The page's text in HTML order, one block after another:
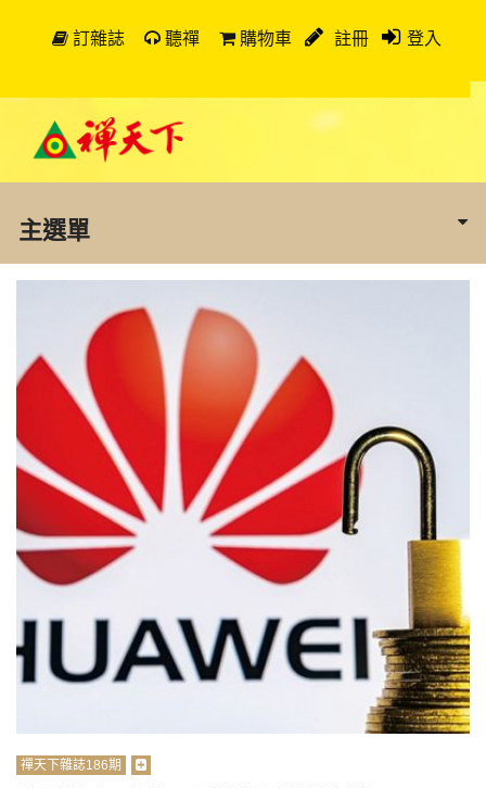
訂雜誌 聽禪 購物車 註冊 登入
主選單
禪天下雜誌186期